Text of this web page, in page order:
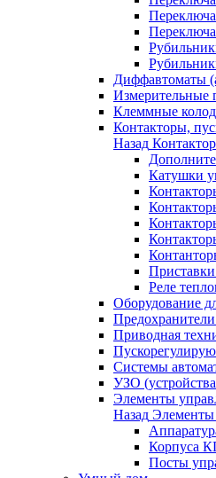
Диффавтоматы
Измерительные
Клеммные
Контакторы,
Назад
Катушки
Реле
Оборудование
Приводная
Системы
УЗО
Элементы
Назад Элементы
Корпуса
Посты